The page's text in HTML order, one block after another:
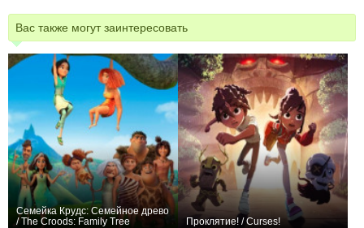
Вас также могут заинтересовать
Семейка Крудс: Семейное древо
/ The Croods: Family Tree
Проклятие! / Curses!